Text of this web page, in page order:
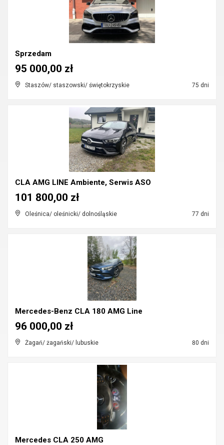
Sprzedam
Staszów/ staszowski/ świętokrzyskie 75 dni
95 000,00 zł
CLA AMG LINE Ambiente, Serwis ASO
Oleśnica/ oleśnicki/ dolnośląskie 77 dni
101 800,00 zł
Mercedes-Benz CLA 180 AMG Line
Żagań/ żagański/ lubuskie 80 dni
96 000,00 zł
Mercedes CLA 250 AMG